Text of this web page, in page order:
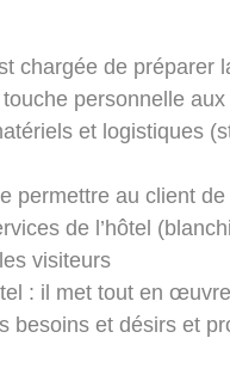
chargée de préparer
personnelle
et logistiques
permettre au client
de l’hôtel
visiteurs
: il met tout en
besoins et désirs et